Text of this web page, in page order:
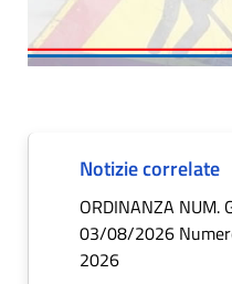
Notizie correlate
ORDINANZA NUM.
03/08/2026
2026